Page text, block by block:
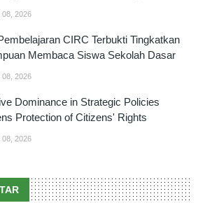
08, 2026
CIRC Terbukti Tingkatkan
Membaca Siswa Sekolah Dasar
08, 2026
Dominance in Strategic Policies
Protection of Citizens' Rights
08, 2026